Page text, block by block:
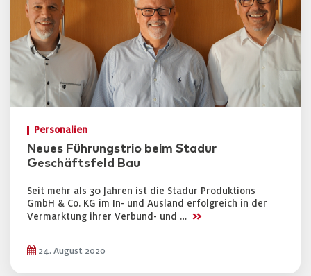
Personalien
Neues Führungstrio beim Stadur
Geschäftsfeld Bau
Seit mehr als 30 Jahren ist die Stadur Produktions
GmbH & Co. KG im In- und Ausland erfolgreich in der
Vermarktung ihrer Verbund- und … >>
24. August 2020